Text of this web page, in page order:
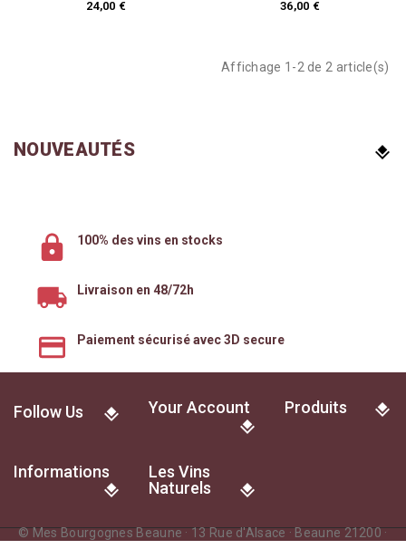
24,00 € 36,00 €
Affichage 1-2 de 2 article(s)
NOUVEAUTÉS
100% des vins en stocks
Livraison en 48/72h
Paiement sécurisé avec 3D secure
Follow Us Your Account Produits
Informations
Les Vins
Naturels
© Mes Bourgognes Beaune · 13 Rue d'Alsace · Beaune 21200 ·